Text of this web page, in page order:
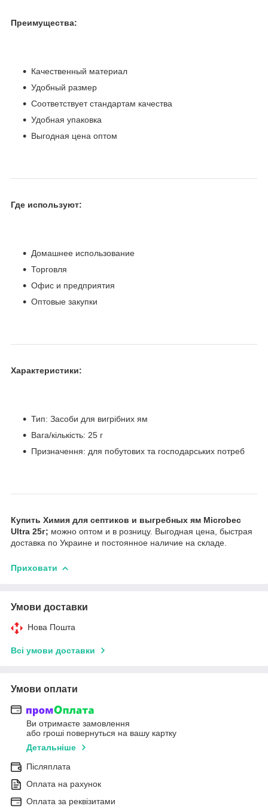
Преимущества:
Качественный материал
Удобный размер
Соответствует стандартам качества
Удобная упаковка
Выгодная цена оптом
Где используют:
Домашнее использование
Торговля
Офис и предприятия
Оптовые закупки
Характеристики:
Тип: Засоби для вигрібних ям
Вага/кількість: 25 г
Призначення: для побутових та господарських потреб
Купить Химия для септиков и выгребных ям Microbec
Ultra 25г; можно оптом и в розницу. Выгодная цена, быстрая
доставка по Украине и постоянное наличие на складе.
Приховати
Умови доставки
Нова Пошта
Всі умови доставки
Умови оплати
Ви отримаєте замовлення
або гроші повернуться на вашу картку
Детальніше
Післяплата
Оплата на рахунок
Оплата за реквізитами